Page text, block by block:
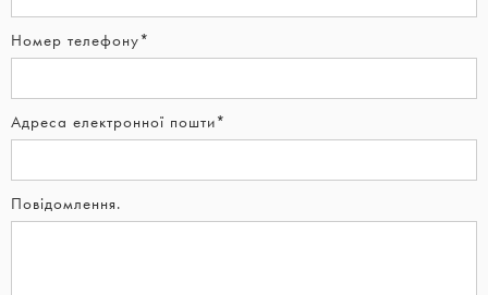
Номер телефону*
Адреса електронної пошти*
Повідомлення.